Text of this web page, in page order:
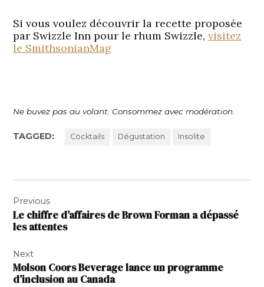
Si vous voulez découvrir la recette proposée
par Swizzle Inn pour le rhum Swizzle,visitez
le SmithsonianMag
Ne buvez pas au volant. Consommez avec modération.
TAGGED: Cocktails Dégustation Insolite
de
l’article
Previous
Le chiffre d’affaires de Brown Forman a dépassé
les attentes
Next
Molson Coors Beverage lance un programme
d’inclusion au Canada